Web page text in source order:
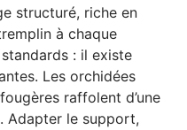
structuré, riche en
à chaque
: il existe
Les orchidées
raffolent d’une
Adapter le support,